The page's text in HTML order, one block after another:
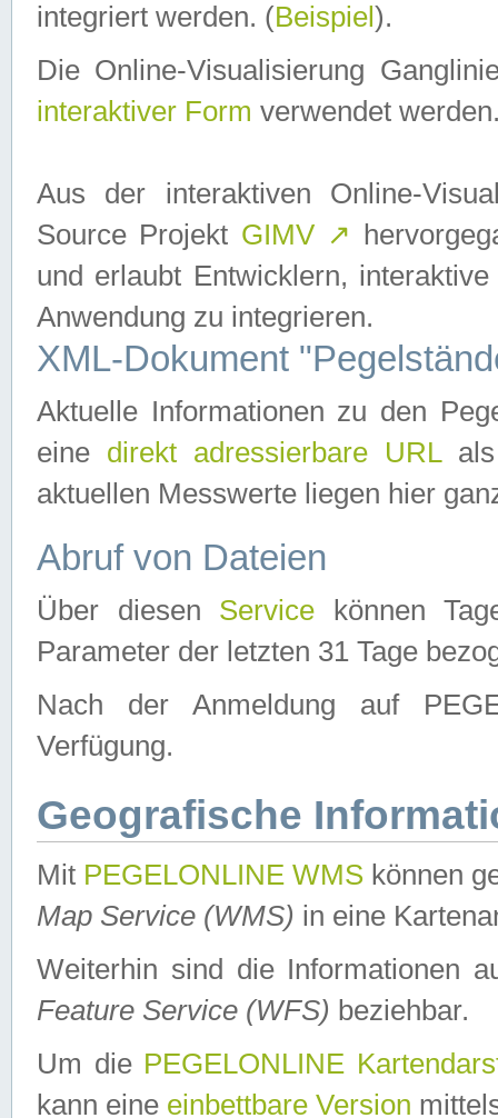
integriert werden. (Beispiel ).
Die Online-Visualisierung
interaktiver Form verwendet
Aus der interaktiven Online-
Source Projekt GIMV ↗
und erlaubt Entwicklern,
Anwendung zu integrieren.
XML-Dokument
Aktuelle Informationen zu den
eine direkt adressierbare URLals
aktuellen Messwerte liegen hier
Abruf von Dateien
Über diesen Service können
Parameter der letzten 31 Tage
Nach der Anmeldung auf
Verfügung.
Geografische
Mit PEGELONLINE WMS können
Map Service (WMS) in eine
Weiterhin sind die Informationen
Feature Service (WFS) beziehbar.
Um die PEGELONLINE
kann eine einbettbare Version